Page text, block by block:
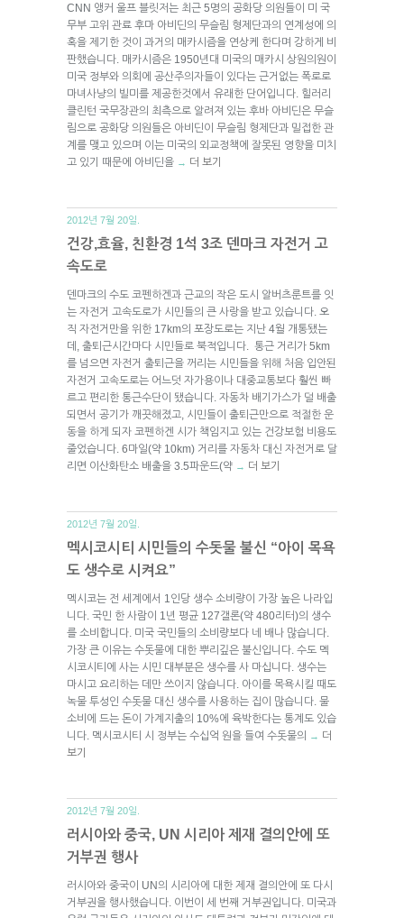
CNN 앵커 울프 블릿저는 최근 5명의 공화당 의원들이 미 국
무부 고위 관료 후마 아비딘의 무슬림 형제단과의 연계성에 의
혹을 제기한 것이 과거의 매카시즘을 연상케 한다며 강하게 비
판했습니다. 매카시즘은 1950년대 미국의 매카시 상원의원이
미국 정부와 의회에 공산주의자들이 있다는 근거없는 폭로로
마녀사냥의 빌미를 제공한것에서 유래한 단어입니다. 힐러리
클린턴 국무장관의 최측으로 알려져 있는 후바 아비딘은 무슬
림으로 공화당 의원들은 아비딘이 무슬림 형제단과 밀접한 관
계를 맺고 있으며 이는 미국의 외교정책에 잘못된 영향을 미치
고 있기 때문에 아비딘을 → 더 보기
2012년 7월 20일.
건강,효율, 친환경 1석 3조 덴마크 자전거 고
속도로
덴마크의 수도 코펜하겐과 근교의 작은 도시 알버츠룬트를 잇
는 자전거 고속도로가 시민들의 큰 사랑을 받고 있습니다. 오
직 자전거만을 위한 17km의 포장도로는 지난 4월 개통됐는
데, 출퇴근시간마다 시민들로 북적입니다. 통근 거리가 5km
를 넘으면 자전거 출퇴근을 꺼리는 시민들을 위해 처음 입안된
자전거 고속도로는 어느덧 자가용이나 대중교통보다 훨씬 빠
르고 편리한 통근수단이 됐습니다. 자동차 배기가스가 덜 배출
되면서 공기가 깨끗해졌고, 시민들이 출퇴근만으로 적절한 운
동을 하게 되자 코펜하겐 시가 책임지고 있는 건강보험 비용도
줄었습니다. 6마일(약 10km) 거리를 자동차 대신 자전거로 달
리면 이산화탄소 배출을 3.5파운드(약 → 더 보기
2012년 7월 20일.
멕시코시티 시민들의 수돗물 불신 “아이 목욕
도 생수로 시켜요”
멕시코는 전 세계에서 1인당 생수 소비량이 가장 높은 나라입
니다. 국민 한 사람이 1년 평균 127갤론(약 480리터)의 생수
를 소비합니다. 미국 국민들의 소비량보다 네 배나 많습니다.
가장 큰 이유는 수돗물에 대한 뿌리깊은 불신입니다. 수도 멕
시코시티에 사는 시민 대부분은 생수를 사 마십니다. 생수는
마시고 요리하는 데만 쓰이지 않습니다. 아이를 목욕시킬 때도
녹물 투성인 수돗물 대신 생수를 사용하는 집이 많습니다. 물
소비에 드는 돈이 가계지출의 10%에 육박한다는 통계도 있습
니다. 멕시코시티 시 정부는 수십억 원을 들여 수돗물의
→ 더
보기
2012년 7월 20일.
러시아와 중국, UN 시리아 제재 결의안에 또
거부권 행사
러시아와 중국이 UN의 시리아에 대한 제재 결의안에 또 다시
거부권을 행사했습니다. 이번이 세 번째 거부권입니다. 미국과